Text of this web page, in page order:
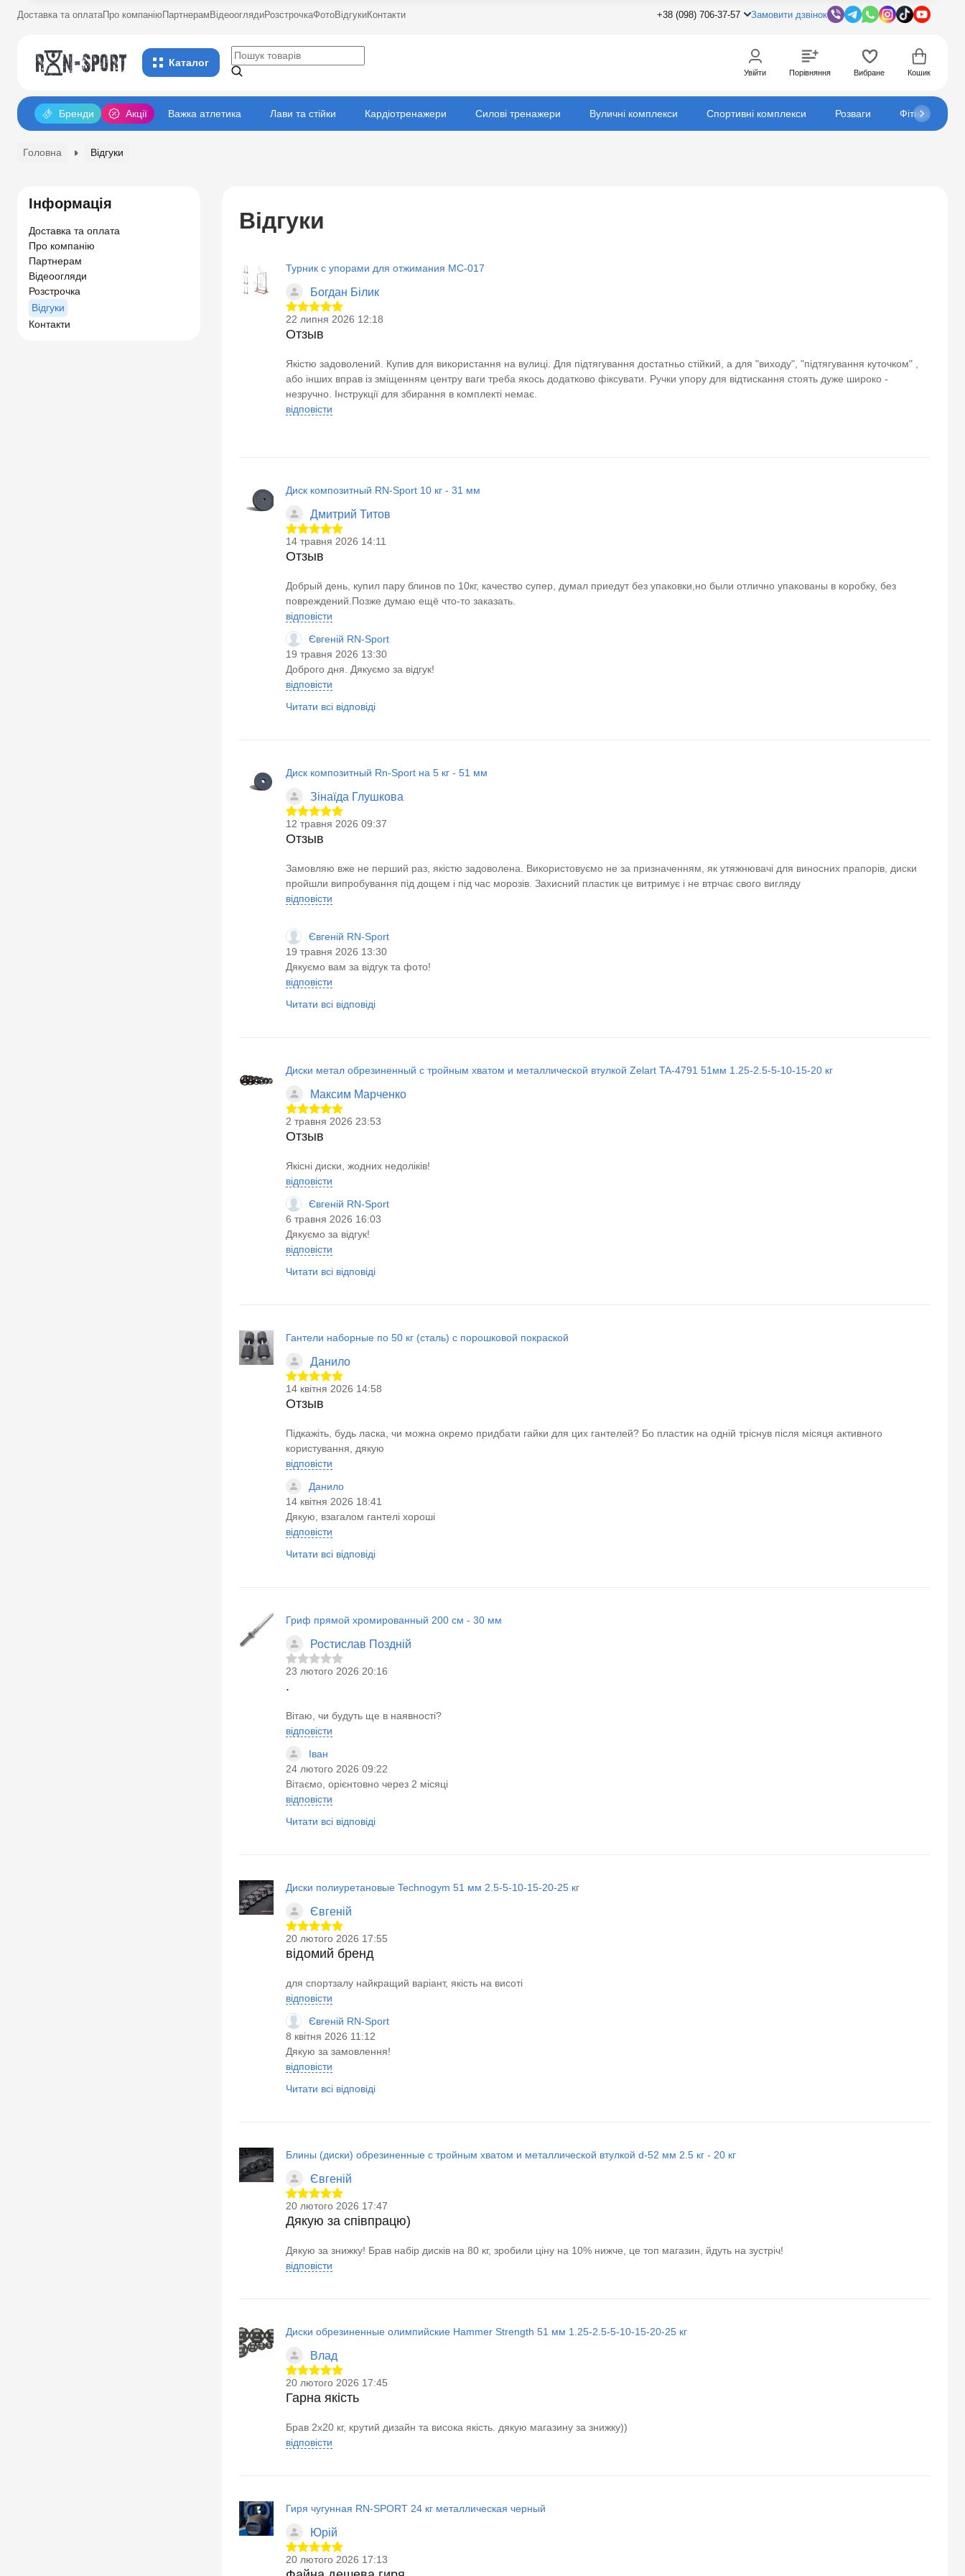
Доставка та оплатаПро компаніюПартнерамВідеооглядиРозстрочкаФотоВідгукиКонтакти +38 (098) 706-37-57 Замовити дзвінок
Каталог
Увійти Порівняння Вибране Кошик
Акції
Бренди Важка атлетика Лави та стійки Кардіотренажери Силові тренажери Вуличні комплекси Спортивні комплекси Розваги Фітнес
Головна Відгуки
Відгуки
Турник с упорами для отжимания MC-017
Богдан Білик
22 липня 2026 12:18
Отзыв
Якістю задоволений. Купив для використання на вулиці. Для підтягування достатньо стійкий, а для "виходу", "підтягування куточком" ,
або інших вправ із зміщенням центру ваги треба якось додатково фіксувати. Ручки упору для відтискання стоять дуже широко -
незручно. Інструкції для збирання в комплекті немає.
відповісти
Диск композитный RN-Sport 10 кг - 31 мм
Дмитрий Титов
14 травня 2026 14:11
Отзыв
Добрый день, купил пару блинов по 10кг, качество супер, думал приедут без упаковки,но были отлично упакованы в коробку, без
повреждений.Позже думаю ещё что-то заказать.
відповісти
Євгеній RN-Sport
19 травня 2026 13:30
Доброго дня. Дякуємо за відгук!
відповісти
Читати всі відповіді
Диск композитный Rn-Sport на 5 кг - 51 мм
Зінаїда Глушкова
12 травня 2026 09:37
Отзыв
Замовляю вже не перший раз, якістю задоволена. Використовуємо не за призначенням, як утяжнювачі для виносних прапорів, диски
пройшли випробування під дощем і під час морозів. Захисний пластик це витримує і не втрчає свого вигляду
відповісти
Євгеній RN-Sport
19 травня 2026 13:30
Дякуємо вам за відгук та фото!
відповісти
Читати всі відповіді
Диски метал обрезиненный с тройным хватом и металлической втулкой Zelart TA-4791 51мм 1.25-2.5-5-10-15-20 кг
Максим Марченко
2 травня 2026 23:53
Отзыв
Якісні диски, жодних недоліків!
відповісти
Євгеній RN-Sport
6 травня 2026 16:03
Дякуємо за відгук!
відповісти
Читати всі відповіді
Гантели наборные по 50 кг (сталь) с порошковой покраской
Данило
14 квітня 2026 14:58
Отзыв
Підкажіть, будь ласка, чи можна окремо придбати гайки для цих гантелей? Бо пластик на одній тріснув після місяця активного
користування, дякую
відповісти
Данило
14 квітня 2026 18:41
Дякую, взагалом гантелі хороші
відповісти
Читати всі відповіді
Гриф прямой хромированный 200 см - 30 мм
Ростислав Поздній
23 лютого 2026 20:16
.
Вітаю, чи будуть ще в наявності?
відповісти
Іван
24 лютого 2026 09:22
Вітаємо, орієнтовно через 2 місяці
відповісти
Читати всі відповіді
Диски полиуретановые Technogym 51 мм 2.5-5-10-15-20-25 кг
Євгеній
20 лютого 2026 17:55
відомий бренд
для спортзалу найкращий варіант, якість на висоті
відповісти
Євгеній RN-Sport
8 квітня 2026 11:12
Дякую за замовлення!
відповісти
Читати всі відповіді
Блины (диски) обрезиненные с тройным хватом и металлической втулкой d-52 мм 2.5 кг - 20 кг
Євгеній
20 лютого 2026 17:47
Дякую за співпрацю)
Дякую за знижку! Брав набір дисків на 80 кг, зробили ціну на 10% нижче, це топ магазин, йдуть на зустріч!
відповісти
Диски обрезиненные олимпийские Hammer Strength 51 мм 1.25-2.5-5-10-15-20-25 кг
Влад
20 лютого 2026 17:45
Гарна якість
Брав 2х20 кг, крутий дизайн та висока якість. дякую магазину за знижку))
відповісти
Гиря чугунная RN-SPORT 24 кг металлическая черный
Юрій
20 лютого 2026 17:13
Інформація
Доставка та оплата
Про компанію
Партнерам
Відеоогляди
Розстрочка
Відгуки
Контакти